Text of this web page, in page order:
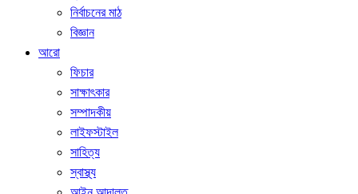
নির্বাচনের মাঠ
বিজ্ঞান
আরো
ফিচার
সাক্ষাৎকার
সম্পাদকীয়
লাইফস্টাইল
সাহিত্য
স্বাস্থ্য